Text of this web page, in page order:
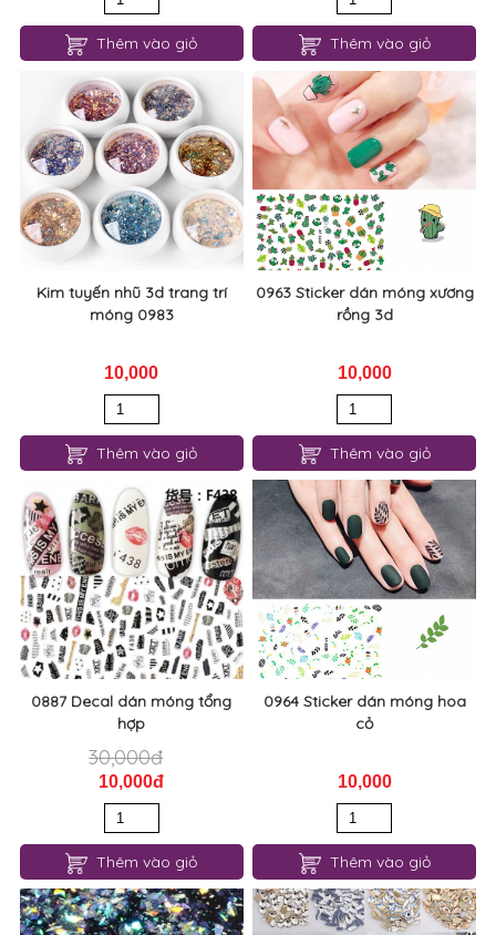
Thêm vào giỏ Thêm vào giỏ
Kim tuyến nhũ 3d trang trí
móng 0983
10,000
Thêm vào giỏ
0963 Sticker dán móng xương
rồng 3d
10,000
Thêm vào giỏ
0887 Decal dán móng tổng
hợp
30,000đ
10,000đ
Thêm vào giỏ
0964 Sticker dán móng hoa
cỏ
10,000
Thêm vào giỏ